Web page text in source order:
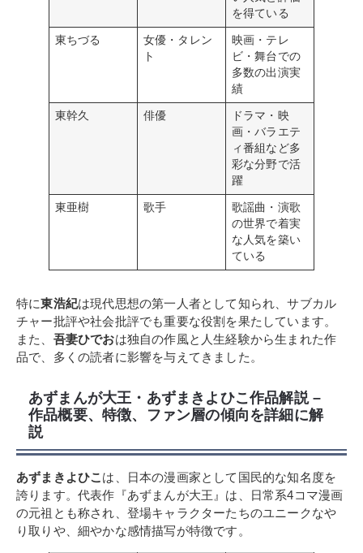
を得ている
東ちづる
女優・タレン
ト
映画・テレ
ビ・舞台での
多数の出演実
績
東幹久 俳優
ドラマ・映
画・バラエテ
ィ番組など多
彩な分野で活
躍
東亜樹 歌手
歌謡曲・演歌
の世界で着実
な人気を築い
ている
特に東浩紀は現代思想の第一人者として知られ、サブカル
チャー批評や社会批評でも重要な役割を果たしています。
また、 吾妻ひでおは独自の作風と人生経験から生まれた作
品で、多くの読者に影響を与えてきました。
あずまんが大王・あずまきよひこ作品解説 –
作品概要、特徴、ファン層の傾向を詳細に解
説
あずまきよひこ は、日本の漫画家として国民的な知名度を
誇ります。代表作『あずまんが大王』は、日常系4コマ漫画
の元祖とも称され、登場キャラクターたちのユニークなや
り取りや、細やかな感情描写が特徴です。